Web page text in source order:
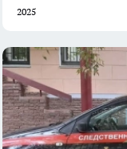
2025